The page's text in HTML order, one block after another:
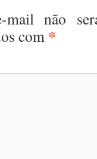
não
com *